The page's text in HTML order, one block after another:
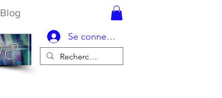
Blog
Se connecter